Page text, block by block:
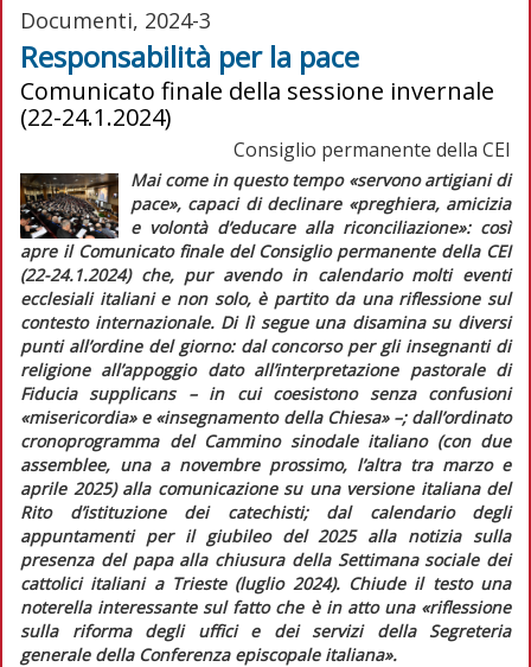
Documenti, 2024-3
Responsabilità per la pace
Comunicato finale della sessione invernale
(22-24.1.2024)
Consiglio permanente della CEI
Mai come in questo tempo «servono artigiani di
pace», capaci di declinare «preghiera, amicizia
e volontà d’educare alla riconciliazione»: così
apre il Comunicato finaledel Consiglio permanente della CEI
(22-24.1.2024) che, pur avendo in calendario molti eventi
ecclesiali italiani e non solo, è partito da una riflessione sul
contesto internazionale. Di lì segue una disamina su diversi
punti all’ordine del giorno: dal concorso per gli insegnanti di
religione all’appoggio dato all’interpretazione pastorale di
Fiducia supplicans– in cui coesistono senza confusioni
«misericordia»e «insegnamento della Chiesa» –; dall’ordinato
cronoprogramma del Cammino sinodale italiano (con due
assemblee, una a novembre prossimo, l’altra tra marzo e
aprile 2025) alla comunicazione su una versione italiana del
Rito d’istituzione dei catechisti; dal calendario degli
appuntamenti per il giubileo del 2025 alla notizia sulla
presenza del papa alla chiusura della Settimana sociale dei
cattolici italiani a Trieste (luglio 2024). Chiude il testo una
noterella interessante sul fatto che è in atto una «riflessione
sulla riforma degli uffici e dei servizi della Segreteria
generale della Conferenza episcopale italiana».